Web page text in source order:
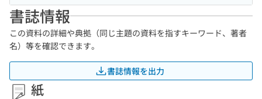
書誌情報
この資料の詳細や典拠（同じ主題の資料を指すキーワード、著者
名）等を確認できます。
書誌情報を出力
紙